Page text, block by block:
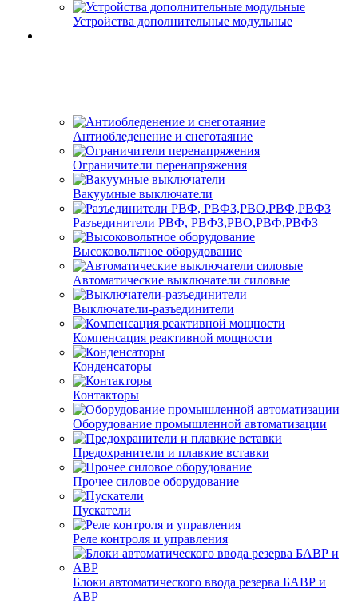
Устройства дополнительные модульные
Антиобледенение и снеготаяние
Ограничители перенапряжения
Вакуумные выключатели
Разъединители РВФ, РВФЗ,РВО,РВФ,РВФЗ
Высоковольтное оборудование
Автоматические выключатели cиловые
Выключатели-разъединители
Компенсация реактивной мощности
Конденсаторы
Контакторы
Оборудование промышленной автоматизации
Предохранители и плавкие вставки
Прочее силовое оборудование
Пускатели
Реле контроля и управления
Блоки автоматического ввода резерва БАВР и
АВР